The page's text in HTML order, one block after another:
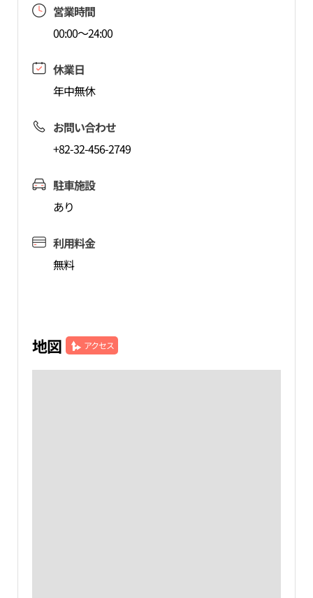
営業時間
00:00～24:00
休業日
年中無休
お問い合わせ
+82-32-456-2749
駐車施設
あり
利用料金
無料
地図 アクセス